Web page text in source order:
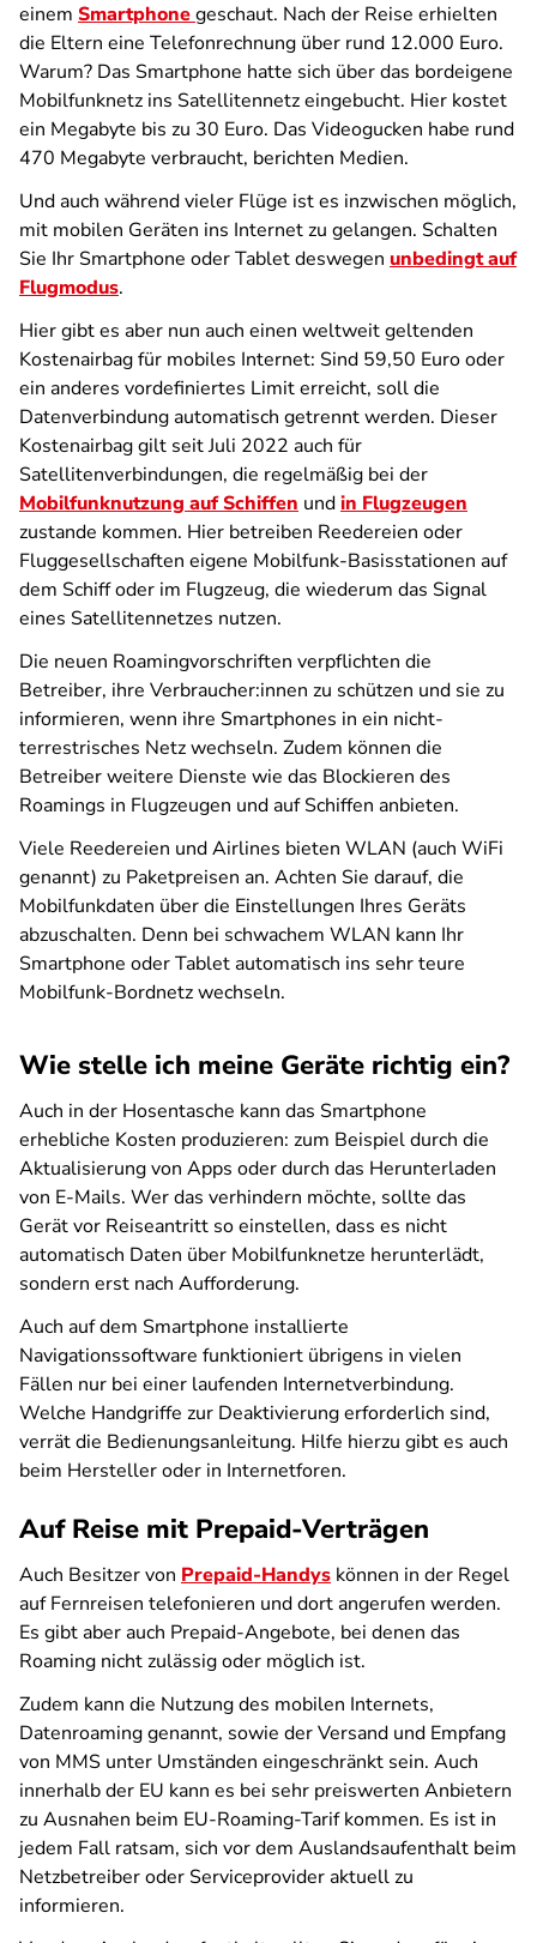
einem Smartphonegeschaut. Nach der Reise erhielten
die Eltern eine Telefonrechnung über rund 12.000 Euro.
Warum? Das Smartphone hatte sich über das bordeigene
Mobilfunknetz ins Satellitennetz eingebucht. Hier kostet
ein Megabyte bis zu 30 Euro. Das Videogucken habe rund
470 Megabyte verbraucht, berichten Medien.
Und auch während vieler Flüge ist es inzwischen möglich,
mit mobilen Geräten ins Internet zu gelangen. Schalten
Sie Ihr Smartphone oder Tablet deswegen unbedingt auf
Flugmodus.
Hier gibt es aber nun auch einen weltweit geltenden
Kostenairbag für mobiles Internet: Sind 59,50 Euro oder
ein anderes vordefiniertes Limit erreicht, soll die
Datenverbindung automatisch getrennt werden. Dieser
Kostenairbag gilt seit Juli 2022 auch für
Satellitenverbindungen, die regelmäßig bei der
Mobilfunknutzung auf Schiffen undin Flugzeugen
zustande kommen. Hier betreiben Reedereien oder
Fluggesellschaften eigene Mobilfunk-Basisstationen auf
dem Schiff oder im Flugzeug, die wiederum das Signal
eines Satellitennetzes nutzen.
Die neuen Roamingvorschriften verpflichten die
Betreiber, ihre Verbraucher:innen zu schützen und sie zu
informieren, wenn ihre Smartphones in ein nicht-
terrestrisches Netz wechseln. Zudem können die
Betreiber weitere Dienste wie das Blockieren des
Roamings in Flugzeugen und auf Schiffen anbieten.
Viele Reedereien und Airlines bieten WLAN (auch WiFi
genannt) zu Paketpreisen an. Achten Sie darauf, die
Mobilfunkdaten über die Einstellungen Ihres Geräts
abzuschalten. Denn bei schwachem WLAN kann Ihr
Smartphone oder Tablet automatisch ins sehr teure
Mobilfunk-Bordnetz wechseln.
Wie stelle ich meine Geräte richtig ein?
Auch in der Hosentasche kann das Smartphone
erhebliche Kosten produzieren: zum Beispiel durch die
Aktualisierung von Apps oder durch das Herunterladen
von E-Mails. Wer das verhindern möchte, sollte das
Gerät vor Reiseantritt so einstellen, dass es nicht
automatisch Daten über Mobilfunknetze herunterlädt,
sondern erst nach Aufforderung.
Auch auf dem Smartphone installierte
Navigationssoftware funktioniert übrigens in vielen
Fällen nur bei einer laufenden Internetverbindung.
Welche Handgriffe zur Deaktivierung erforderlich sind,
verrät die Bedienungsanleitung. Hilfe hierzu gibt es auch
beim Hersteller oder in Internetforen.
Auf Reise mit Prepaid-Verträgen
Auch Besitzer von Prepaid-Handys können in der Regel
auf Fernreisen telefonieren und dort angerufen werden.
Es gibt aber auch Prepaid-Angebote, bei denen das
Roaming nicht zulässig oder möglich ist.
Zudem kann die Nutzung des mobilen Internets,
Datenroaming genannt, sowie der Versand und Empfang
von MMS unter Umständen eingeschränkt sein. Auch
innerhalb der EU kann es bei sehr preiswerten Anbietern
zu Ausnahen beim EU-Roaming-Tarif kommen. Es ist in
jedem Fall ratsam, sich vor dem Auslandsaufenthalt beim
Netzbetreiber oder Serviceprovider aktuell zu
informieren.